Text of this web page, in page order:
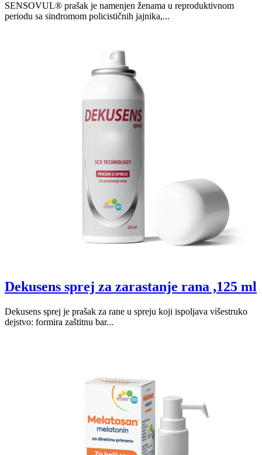
SENSOVUL® prašak je namenjen ženama u reproduktivnom
periodu sa sindromom policističnih jajnika,...
Dekusens sprej za zarastanje rana ,125 ml
Dekusens sprej je prašak za rane u spreju koji ispoljava višestruko
dejstvo: formira zaštitnu bar...